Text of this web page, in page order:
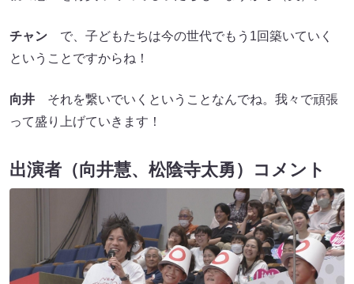
チャン で、子どもたちは今の世代でもう1回築いていく
ということですからね！
向井 それを繋いでいくということなんでね。我々で頑張
って盛り上げていきます！
出演者（向井慧、松陰寺太勇）コメント